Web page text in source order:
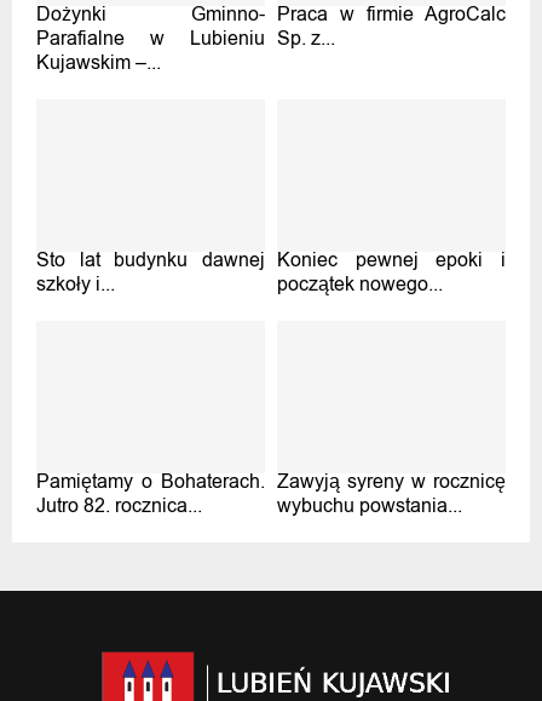
Dożynki Gminno-
Parafialne w Lubieniu
Kujawskim –...
Praca w firmie AgroCalc
Sp. z...
Sto lat budynku dawnej
szkoły i...
Koniec pewnej epoki i
początek nowego...
Pamiętamy o Bohaterach.
Jutro 82. rocznica...
Zawyją syreny w rocznicę
wybuchu powstania...